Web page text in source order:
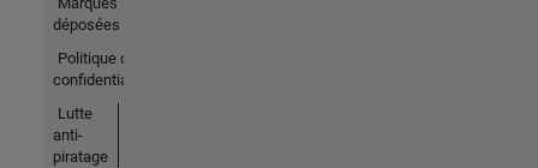
déposées
Politique de
confidentialité
Lutte
anti-
piratage